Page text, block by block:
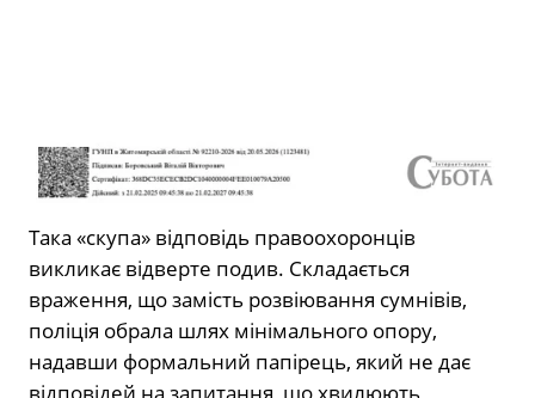
Така «скупа» відповідь правоохоронців
викликає відверте подив. Складається
враження, що замість розвіювання сумнівів,
поліція обрала шлях мінімального опору,
надавши формальний папірець, який не дає